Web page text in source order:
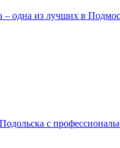
– одна из лучших в
с